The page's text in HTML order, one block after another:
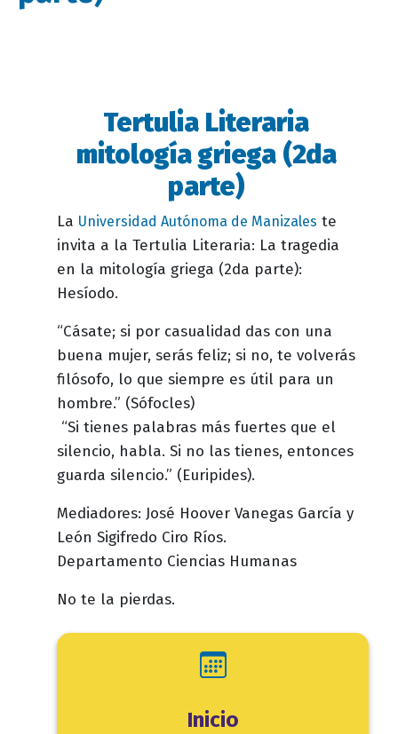
Descripción
eventoTertulia Literaria
mitología griega (2da
parte)
La Universidad Autónoma de Manizales te
invita a la Tertulia Literaria: La tragedia
en la mitología griega (2da parte):
Hesíodo.
“Cásate; si por casualidad das con una
buena mujer, serás feliz; si no, te volverás
filósofo, lo que siempre es útil para un
hombre.” (Sófocles)
“Si tienes palabras más fuertes que el
silencio, habla. Si no las tienes, entonces
guarda silencio.” (Euripides).
Mediadores: José Hoover Vanegas García y
León Sigifredo Ciro Ríos.
Departamento Ciencias Humanas
No te la pierdas.
Inicio